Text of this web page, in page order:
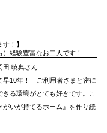
す！】
経験豊富なお二人です！
暁典さん
早10年！ ご利用者さまと密に
きる環境がとても好きです。こ
がいが持てるホーム』を作り続